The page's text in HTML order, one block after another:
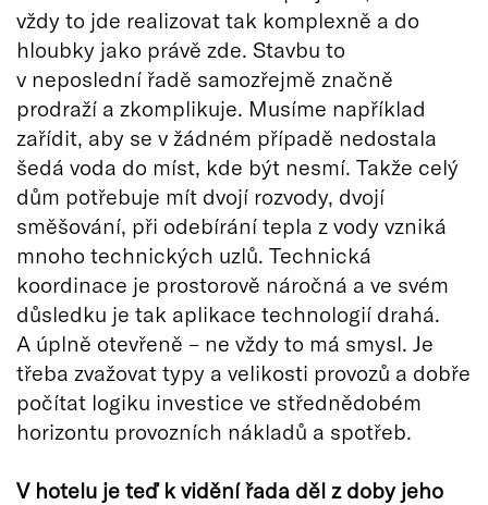
vždy to jde realizovat tak komplexně a do
hloubky jako právě zde. Stavbu to
v neposlední řadě samozřejmě značně
prodraží a zkomplikuje. Musíme například
zařídit, aby se v žádném případě nedostala
šedá voda do míst, kde být nesmí. Takže celý
dům potřebuje mít dvojí rozvody, dvojí
směšování, při odebírání tepla z vody vzniká
mnoho technických uzlů. Technická
koordinace je prostorově náročná a ve svém
důsledku je tak aplikace technologií drahá.
A úplně otevřeně – ne vždy to má smysl. Je
třeba zvažovat typy a velikosti provozů a dobře
počítat logiku investice ve střednědobém
horizontu provozních nákladů a spotřeb.
V hotelu je teď k vidění řada děl z doby jeho